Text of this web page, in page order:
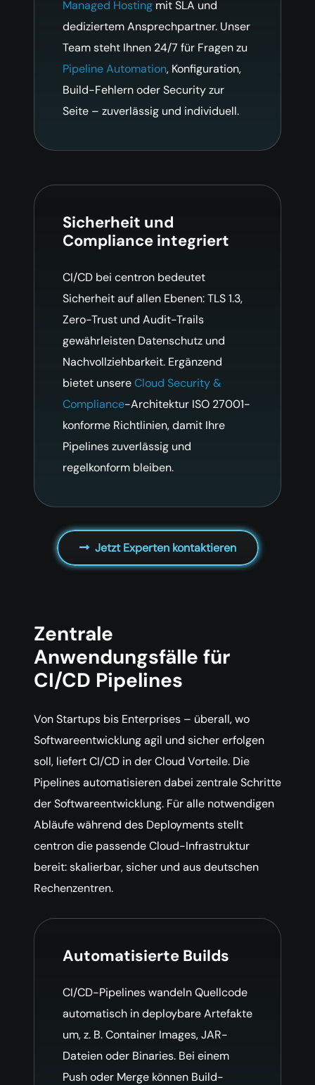
Managed Hosting mit SLA und
dediziertem Ansprechpartner. Unser
Team steht Ihnen 24/7 für Fragen zu
Pipeline Automation, Konfiguration,
Build-Fehlern oder Security zur
Seite – zuverlässig und individuell.
Sicherheit und
Compliance integriert
CI/CD bei centron bedeutet
Sicherheit auf allen Ebenen: TLS 1.3,
Zero-Trust und Audit-Trails
gewährleisten Datenschutz und
Nachvollziehbarkeit. Ergänzend
bietet unsereCloud Security &
Compliance-Architektur ISO 27001-
konforme Richtlinien, damit Ihre
Pipelines zuverlässig und
regelkonform bleiben.
Jetzt Experten kontaktieren
Zentrale
Anwendungsfälle für
CI/CD Pipelines
Von Startups bis Enterprises – überall, wo
Softwareentwicklung agil und sicher erfolgen
soll, liefert CI/CD in der Cloud Vorteile. Die
Pipelines automatisieren dabei zentrale Schritte
der Softwareentwicklung. Für alle notwendigen
Abläufe während des Deployments stellt
centron die passende Cloud-Infrastruktur
bereit: skalierbar, sicher und aus deutschen
Rechenzentren.
Automatisierte Builds
CI/CD-Pipelines wandeln Quellcode
automatisch in deploybare Artefakte
um, z. B. Container Images, JAR-
Dateien oder Binaries. Bei einem
Push oder Merge können Build-